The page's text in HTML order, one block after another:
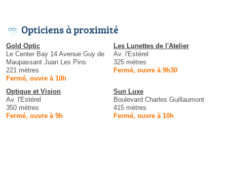
Opticiens à proximité
Gold Optic
Le Center Bay 14 Avenue Guy de
Maupassant Juan Les Pins
221 mètres
Fermé, ouvre à 10h
Les Lunettes de l'Atelier
Av. l'Estérel
325 mètres
Fermé, ouvre à 9h30
Optique et Vision
Av. l'Estérel
350 mètres
Fermé, ouvre à 9h
Sun Luxe
Boulevard Charles Guillaumont
415 mètres
Fermé, ouvre à 10h